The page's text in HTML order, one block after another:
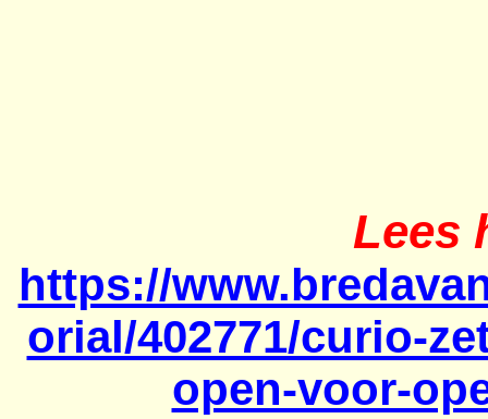
Lees
https://
orial/402771/curio-
open-voor-